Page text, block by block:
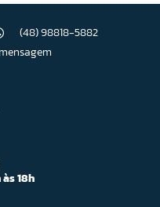
(48) 98818-5882
18h